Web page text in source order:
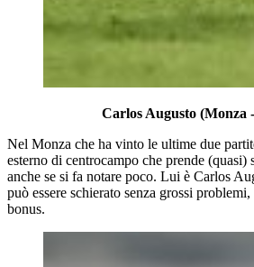
Carlos Augusto (Monza
Nel Monza che ha vinto le ultime due
esterno di centrocampo che prende (quasi)
anche se si fa notare poco. Lui è Carlos
può essere schierato senza grossi
bonus.